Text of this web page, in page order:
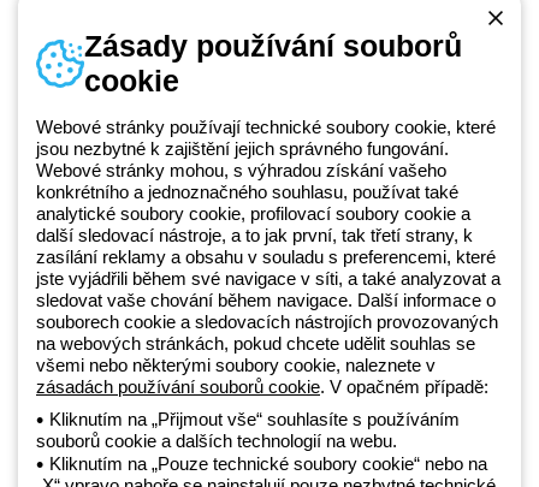
Beghelli je součástí GEWISS Group od roku 2025 a jeho ekosystému
GEWISS LightZone, kde vyvíjíme propojená světelná řešení, která
transformují komplexitu do jednoduchosti a podporují profesionály a
koncové zákazníky v uspokojování jejich potřeb.Zjistěte více o
GEWISS
Czechia:CS
Telefonní číslo
+420 531 014 111
Zásady ochrany osobních údajů
Zásady používání souborů cookie
Zásady používání souborů
cookie
Webové stránky používají technické soubory cookie, které
jsou nezbytné k zajištění jejich správného fungování.
Webové stránky mohou, s výhradou získání vašeho
konkrétního a jednoznačného souhlasu, používat také
analytické soubory cookie, profilovací soubory cookie a
další sledovací nástroje, a to jak první, tak třetí strany, k
zasílání reklamy a obsahu v souladu s preferencemi, které
jste vyjádřili během své navigace v síti, a také analyzovat a
sledovat vaše chování během navigace. Další informace o
souborech cookie a sledovacích nástrojích provozovaných
na webových stránkách, pokud chcete udělit souhlas se
všemi nebo některými soubory cookie, naleznete v
zásadách používání souborů cookie. V opačném případě:
Kliknutím na „Přijmout vše“ souhlasíte s používáním
souborů cookie a dalších technologií na webu.
Kliknutím na „Pouze technické soubory cookie“ nebo na